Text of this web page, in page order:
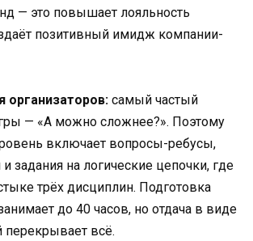
— это повышает лояльность
позитивный имидж компании-
организаторов: самый частый
— «А можно сложнее?». Поэтому
включает вопросы-ребусы,
задания на логические цепочки, где
трёх дисциплин. Подготовка
до 40 часов, но отдача в виде
перекрывает всё.